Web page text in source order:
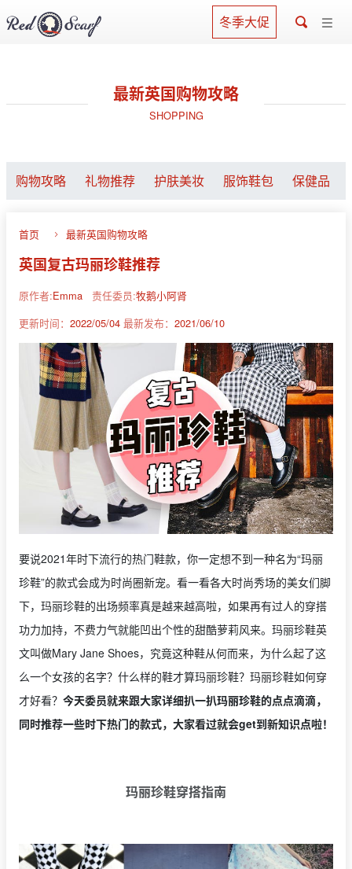
冬季大促
最新英国购物攻略
SHOPPING
购物攻略 礼物推荐 护肤美妆 服饰鞋包 保健品
首页 最新英国购物攻略
英国复古玛丽珍鞋推荐
原作者:Emma 责任委员:牧鹅小阿肾
更新时间： 2022/05/04 最新发布： 2021/06/10
要说2021年时下流行的热门鞋款，你一定想不到一种名为“玛丽
珍鞋”的款式会成为时尚圈新宠。看一看各大时尚秀场的美女们脚
下，玛丽珍鞋的出场频率真是越来越高啦，如果再有过人的穿搭
功力加持，不费力气就能凹出个性的甜酷萝莉风来。玛丽珍鞋英
文叫做Mary Jane Shoes，究竟这种鞋从何而来，为什么起了这
么一个女孩的名字？什么样的鞋才算玛丽珍鞋？玛丽珍鞋如何穿
才好看？ 今天委员就来跟大家详细扒一扒玛丽珍鞋的点点滴滴，
同时推荐一些时下热门的款式，大家看过就会get到新知识点啦！
玛丽珍鞋穿搭指南